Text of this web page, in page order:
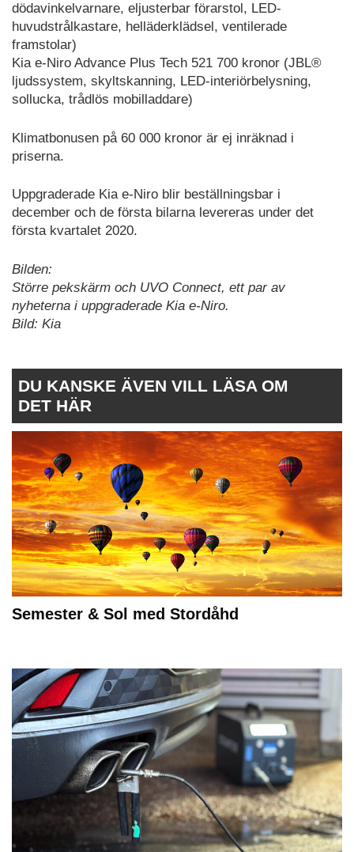
dödavinkelvarnare, eljusterbar förarstol, LED-
huvudstrålkastare, helläderklädsel, ventilerade
framstolar)
Kia e-Niro Advance Plus Tech 521 700 kronor (JBL®
ljudssystem, skyltskanning, LED-interiörbelysning,
sollucka, trådlös mobilladdare)
Klimatbonusen på 60 000 kronor är ej inräknad i
priserna.
Uppgraderade Kia e-Niro blir beställningsbar i
december och de första bilarna levereras under det
första kvartalet 2020.
Bilden:
Större pekskärm och UVO Connect, ett par av
nyheterna i uppgraderade Kia e-Niro.
Bild: Kia
DU KANSKE ÄVEN VILL LÄSA OM
DET HÄR
Semester & Sol med Stordåhd